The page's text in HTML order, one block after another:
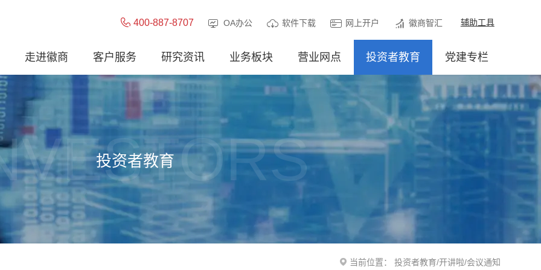
辅助工具
400-887-8707 OA办公 软件下载 网上开户 徽商智汇
走进徽商 客户服务 研究资讯 业务板块 营业网点 投资者教育 党建专栏
投资者教育
当前位置： 投资者教育/开讲啦/会议通知